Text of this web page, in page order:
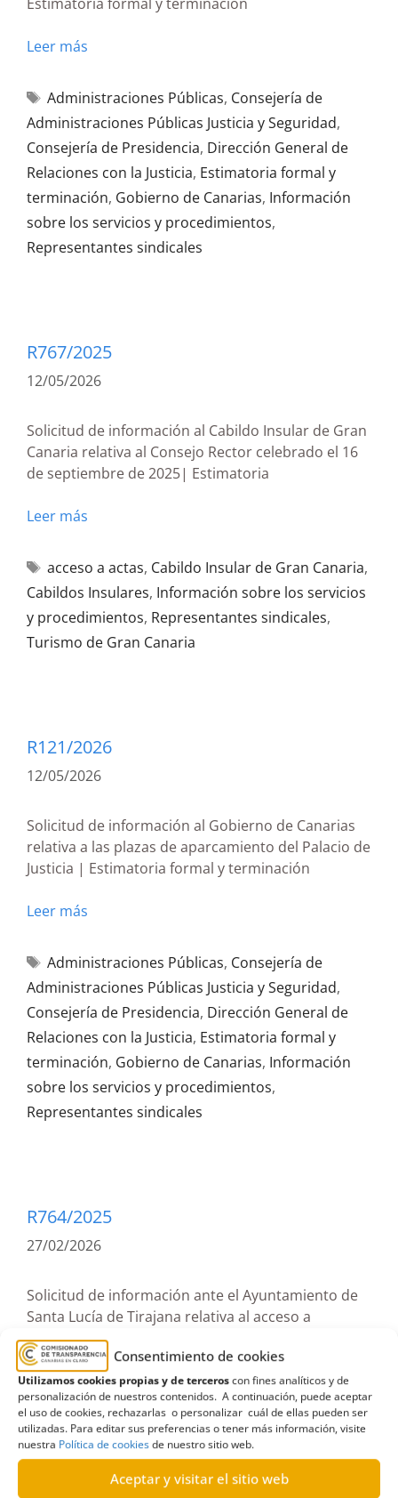
Consentimiento de cookies
Utilizamos cookies propias y de terceroscon fines analíticos y de
personalización de nuestros contenidos. A continuación, puede aceptar
el uso de cookies, rechazarlas o personalizar cuál de ellas pueden ser
utilizadas. Para editar sus preferencias o tener más información, visite
nuestra Política de cookiesde nuestro sitio web.
Aceptar y visitar el sitio web
Leer más
Administraciones Públicas, Consejería de
Administraciones Públicas Justicia y Seguridad,
Consejería de Presidencia, Dirección General de
Relaciones con la Justicia, Estimatoria formal y
terminación, Gobierno de Canarias, Información
sobre los servicios y procedimientos,
Representantes sindicales
R767/2025
12/05/2026
Solicitud de información al Cabildo Insular de Gran
Canaria relativa al Consejo Rector celebrado el 16
de septiembre de 2025| Estimatoria
Leer más
acceso a actas, Cabildo Insular de Gran Canaria,
Cabildos Insulares, Información sobre los servicios
y procedimientos, Representantes sindicales,
Turismo de Gran Canaria
R121/2026
12/05/2026
Solicitud de información al Gobierno de Canarias
relativa a las plazas de aparcamiento del Palacio de
Justicia | Estimatoria formal y terminación
Leer más
Administraciones Públicas, Consejería de
Administraciones Públicas Justicia y Seguridad,
Consejería de Presidencia, Dirección General de
Relaciones con la Justicia, Estimatoria formal y
terminación, Gobierno de Canarias, Información
sobre los servicios y procedimientos,
Representantes sindicales
R764/2025
27/02/2026
Solicitud de información ante el Ayuntamiento de
Santa Lucía de Tirajana relativa al acceso a
expedientes de servicios extraordinarios
|Estimatoria
Resolución estimatoria sobre solicitud de
información al Ayuntamiento de Santa Lucía de
Tirajana relativa al acceso a los expedientes de
los servicios extraordinarios de los meses de
julio a diciembre de 2024.(05-12-2025)